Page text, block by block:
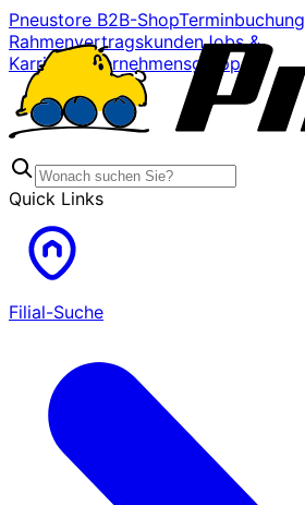
Pneustore B2B-ShopTerminbuchung
RahmenvertragskundenJobs &
Karriere
Unternehmensgruppe
Quick Links
Filial-Suche